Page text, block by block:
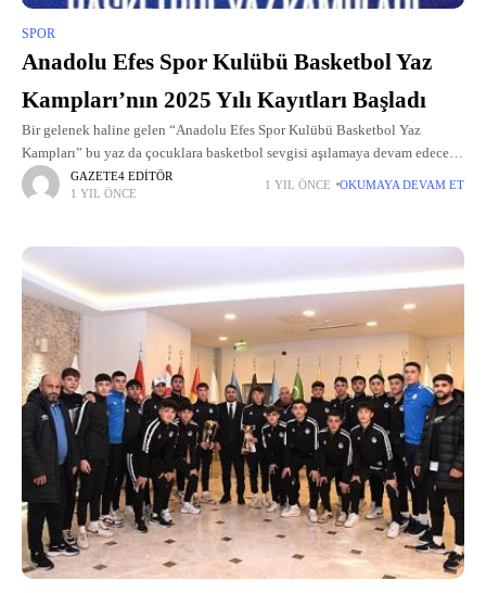
SPOR
Anadolu Efes Spor Kulübü Basketbol Yaz
Kampları’nın 2025 Yılı Kayıtları Başladı
Bir gelenek haline gelen “Anadolu Efes Spor Kulübü Basketbol Yaz
Kampları” bu yaz da çocuklara basketbol sevgisi aşılamaya devam edecek
Anadolu Efes Spor Kulübü, Gloria Sports Arena ve Smart Casual
GAZETE4 EDITÖR
1 YIL ÖNCE
1 YIL ÖNCE OKUMAYA DEVAM ET